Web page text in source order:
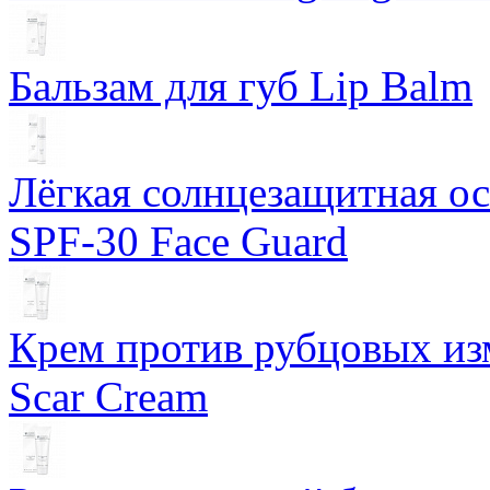
Бальзам для губ Lip Balm
Лёгкая солнцезащитная
SPF-30 Face Guard
Крем против рубцовых
Scar Cream